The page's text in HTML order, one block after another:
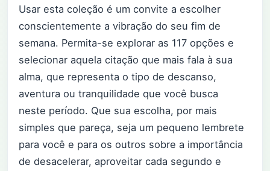
Usar esta coleção é um convite a escolher
conscientemente a vibração do seu fim de
semana. Permita-se explorar as 117 opções e
selecionar aquela citação que mais fala à sua
alma, que representa o tipo de descanso,
aventura ou tranquilidade que você busca
neste período. Que sua escolha, por mais
simples que pareça, seja um pequeno lembrete
para você e para os outros sobre a importância
de desacelerar, aproveitar cada segundo e